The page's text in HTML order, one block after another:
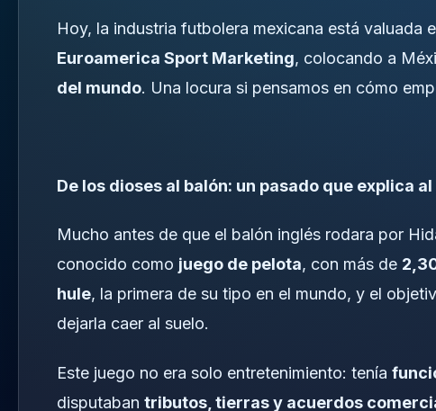
Hoy, la industria futbolera mexicana está valuada
Euroamerica Sport Marketing, colocando a
del mundo. Una locura si pensamos en cómo
De los dioses al balón: un pasado que explica
Mucho antes de que el balón inglés rodara por
conocido como juego de pelota, con más de
hule, la primera de su tipo en el mundo, y el
dejarla caer al suelo.
Este juego no era solo entretenimiento: tenía
disputaban tributos, tierras y acuerdos